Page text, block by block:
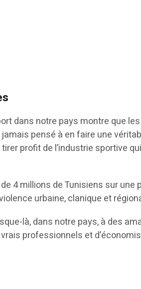
dans notre pays montre que
jamais pensé à en faire une
profit de l’industrie sportive
4 millions de Tunisiens sur
urbaine, clanique et
là, dans notre pays, à des
professionnels et